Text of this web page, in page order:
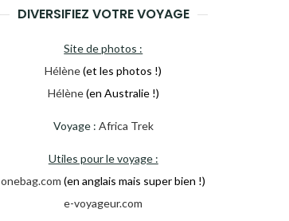
DIVERSIFIEZ VOTRE VOYAGE
Site de photos :
Hélène(et les photos !)
Hélène(en Australie !)
Voyage : Africa Trek
Utiles pour le voyage :
onebag.com (en anglais mais super bien !)
e-voyageur.com